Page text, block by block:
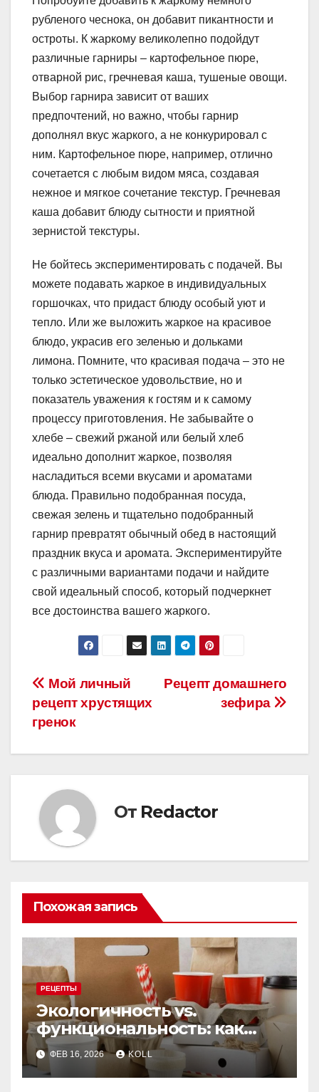
рубленого чеснока, он добавит пикантности и
остроты. К жаркому великолепно подойдут
различные гарниры – картофельное пюре,
отварной рис, гречневая каша, тушеные овощи.
Выбор гарнира зависит от ваших
предпочтений, но важно, чтобы гарнир
дополнял вкус жаркого, а не конкурировал с
ним. Картофельное пюре, например, отлично
сочетается с любым видом мяса, создавая
нежное и мягкое сочетание текстур. Гречневая
каша добавит блюду сытности и приятной
зернистой текстуры.
Не бойтесь экспериментировать с подачей. Вы
можете подавать жаркое в индивидуальных
горшочках, что придаст блюду особый уют и
тепло. Или же выложить жаркое на красивое
блюдо, украсив его зеленью и дольками
лимона. Помните, что красивая подача – это не
только эстетическое удовольствие, но и
показатель уважения к гостям и к самому
процессу приготовления. Не забывайте о
хлебе – свежий ржаной или белый хлеб
идеально дополнит жаркое, позволяя
насладиться всеми вкусами и ароматами
блюда. Правильно подобранная посуда,
свежая зелень и тщательно подобранный
гарнир превратят обычный обед в настоящий
праздник вкуса и аромата. Экспериментируйте
с различными вариантами подачи и найдите
свой идеальный способ, который подчеркнет
все достоинства вашего жаркого.
Навигация
по
записям
Рецепт домашнего
зефира
Мой личный
рецепт хрустящих
гренок
От Redactor
Похожая запись
РЕЦЕПТЫ
Экологичность vs.
функциональность: как
выбрать бумажную посуду
для заведения
ФЕВ 16, 2026 KOLL